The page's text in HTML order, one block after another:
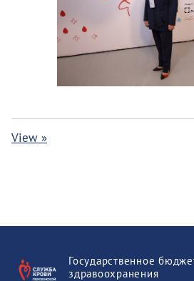
View »
Государственное
здравоохранения